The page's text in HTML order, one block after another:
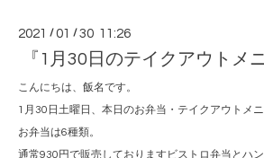
2021 /01 /30 11:26
『1月30日のテイクアウトメ
こんにちは、飯名です。
1月30日土曜日、本日のお弁当・テイクアウトメ
お弁当は6種類。
通常930円で販売しておりますビストロ弁当とハ